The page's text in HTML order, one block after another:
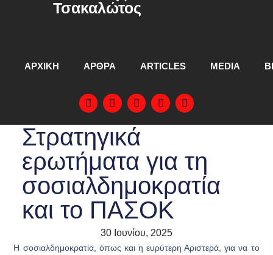
Τσακαλώτος
ΑΡΧΙΚΗ ΑΡΘΡΑ ARTICLES MEDIA
Στρατηγικά
ερωτήματα για τη
σοσιαλδημοκρατία
και το ΠΑΣΟΚ
30 Ιουνίου, 2025
Η σοσιαλδημοκρατία, όπως και η ευρύτερη Αριστερά, για να το